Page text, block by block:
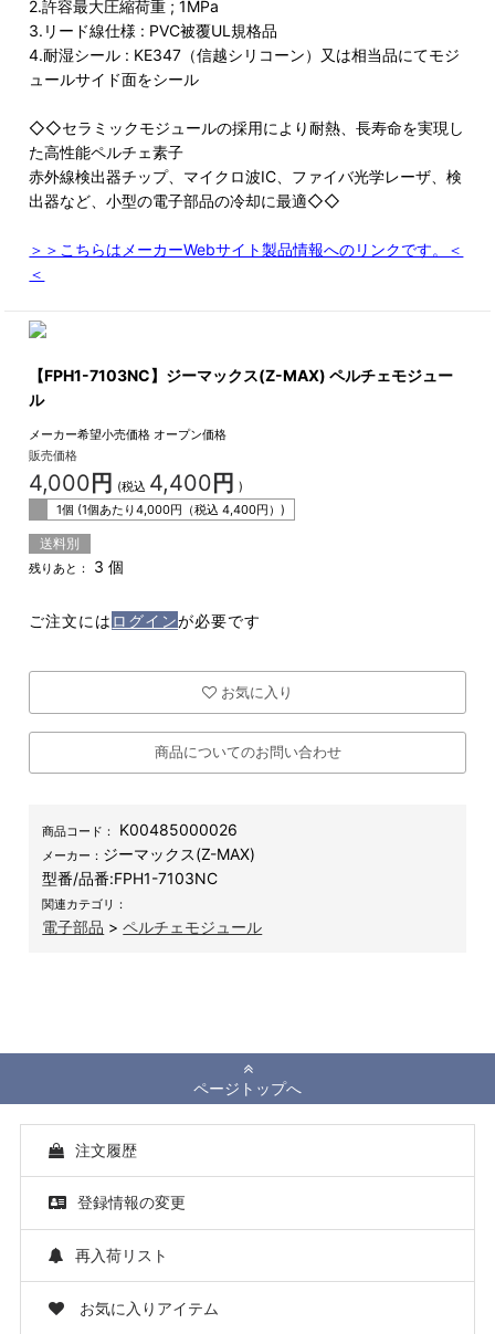
2.許容最大圧縮荷重 ; 1MPa
3.リード線仕様 : PVC被覆UL規格品
4.耐湿シール : KE347（信越シリコーン）又は相当品にてモジ
ュールサイド面をシール
◇◇セラミックモジュールの採用により耐熱、長寿命を実現し
た高性能ペルチェ素子
赤外線検出器チップ、マイクロ波IC、ファイバ光学レーザ、検
出器など、小型の電子部品の冷却に最適◇◇
＞＞こちらはメーカーWebサイト製品情報へのリンクです。＜
＜
【FPH1-7103NC】ジーマックス(Z-MAX) ペルチェモジュー
ル
メーカー希望小売価格 オープン価格
販売価格
4,000 円 (税込 4,400 円 )
1個 (1個あたり4,000円（税込4,400円）)
送料別
残りあと： 3 個
ご注文には ログインが必要です
お気に入り
商品についてのお問い合わせ
商品コード： K00485000026
メーカー： ジーマックス(Z-MAX)
型番/品番:FPH1-7103NC
関連カテゴリ：
電子部品 >ペルチェモジュール
ページトップへ
注文履歴
登録情報の変更
再入荷リスト
お気に入りアイテム